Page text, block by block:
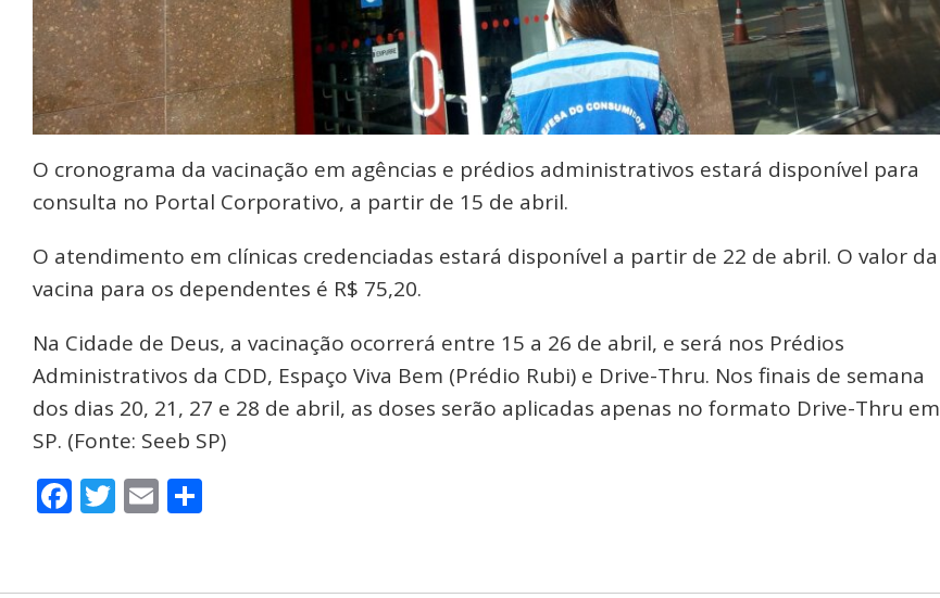
O cronograma da vacinação em agências e prédios administrativos estará disponível para
consulta no Portal Corporativo, a partir de 15 de abril.
O atendimento em clínicas credenciadas estará disponível a partir de 22 de abril. O valor da
vacina para os dependentes é R$ 75,20.
Na Cidade de Deus, a vacinação ocorrerá entre 15 a 26 de abril, e será nos Prédios
Administrativos da CDD, Espaço Viva Bem (Prédio Rubi) e Drive-Thru. Nos finais de semana
dos dias 20, 21, 27 e 28 de abril, as doses serão aplicadas apenas no formato Drive-Thru em
SP. (Fonte: Seeb SP)
Facebook
Twitter
Email